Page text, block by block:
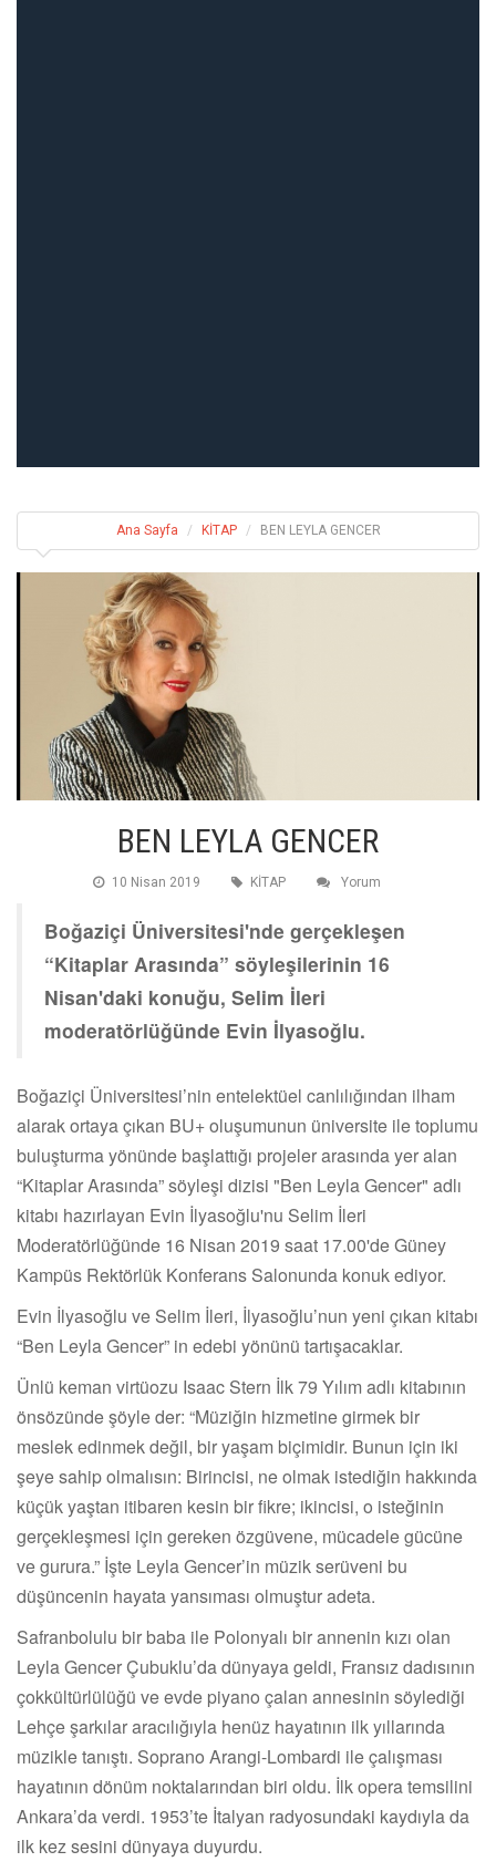
Ana Sayfa KİTAP BEN LEYLA GENCER
BEN LEYLA GENCER
10 Nisan 2019 KİTAP Yorum
Boğaziçi Üniversitesi'nde gerçekleşen
“Kitaplar Arasında” söyleşilerinin 16
Nisan'daki konuğu, Selim İleri
moderatörlüğünde Evin İlyasoğlu.
Boğaziçi Üniversitesi’nin entelektüel canlılığından ilham
alarak ortaya çıkan BU+ oluşumunun üniversite ile toplumu
buluşturma yönünde başlattığı projeler arasında yer alan
“Kitaplar Arasında” söyleşi dizisi "Ben Leyla Gencer" adlı
kitabı hazırlayan Evin İlyasoğlu'nu Selim İleri
Moderatörlüğünde 16 Nisan 2019 saat 17.00'de Güney
Kampüs Rektörlük Konferans Salonunda konuk ediyor.
Evin İlyasoğlu ve Selim İleri, İlyasoğlu’nun yeni çıkan kitabı
“Ben Leyla Gencer” in edebi yönünü tartışacaklar.
Ünlü keman virtüozu Isaac Stern İlk 79 Yılım adlı kitabının
önsözünde şöyle der: “Müziğin hizmetine girmek bir
meslek edinmek değil, bir yaşam biçimidir. Bunun için iki
şeye sahip olmalısın: Birincisi, ne olmak istediğin hakkında
küçük yaştan itibaren kesin bir fikre; ikincisi, o isteğinin
gerçekleşmesi için gereken özgüvene, mücadele gücüne
ve gurura.” İşte Leyla Gencer’in müzik serüveni bu
düşüncenin hayata yansıması olmuştur adeta.
Safranbolulu bir baba ile Polonyalı bir annenin kızı olan
Leyla Gencer Çubuklu’da dünyaya geldi, Fransız dadısının
çokkültürlülüğü ve evde piyano çalan annesinin söylediği
Lehçe şarkılar aracılığıyla henüz hayatının ilk yıllarında
müzikle tanıştı. Soprano Arangi-Lombardi ile çalışması
hayatının dönüm noktalarından biri oldu. İlk opera temsilini
Ankara’da verdi. 1953’te İtalyan radyosundaki kaydıyla da
ilk kez sesini dünyaya duyurdu.